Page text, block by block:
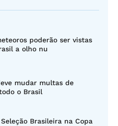
poderão ser vistas
a olho nu
mudar multas de
o Brasil
Brasileira na Copa